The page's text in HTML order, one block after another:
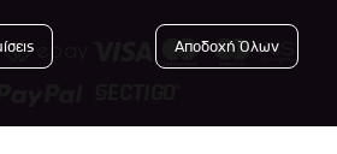
Blog
Χρήσης
Απορρήτου
Αποδοχή Όλων